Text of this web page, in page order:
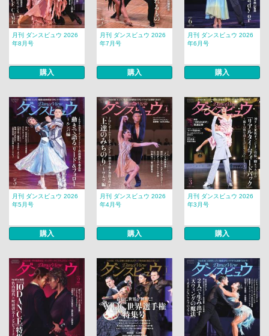
月刊 ダンスビュウ 2026
年8月号
購入
月刊 ダンスビュウ 2026
年7月号
購入
月刊 ダンスビュウ 2026
年6月号
購入
月刊 ダンスビュウ 2026
年5月号
購入
月刊 ダンスビュウ 2026
年4月号
購入
月刊 ダンスビュウ 2026
年3月号
購入